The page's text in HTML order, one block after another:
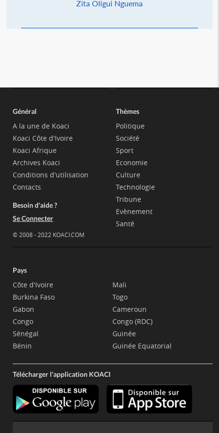
Zita Oligui Nguema
Général
A la une de Koaci
Koaci Côte d'Ivoire
Koaci Afrique
Archives Koaci
Conditions d'utilisation
Contacts
Besoin d'aide ?
Se Connecter
© 2008 - 2022 KOACI.COM
Thèmes
Politique
Société
Sport
Economie
Culture
Technologie
Tribune
Evènement
Santé
Pays
Côte d'Ivoire
Burkina Faso
Gabon
Congo
Sénégal
Bénin
Mali
Togo
Cameroun
Congo (RDC)
Guinée
Guinée Equatorial
Télécharger l'application KOACI